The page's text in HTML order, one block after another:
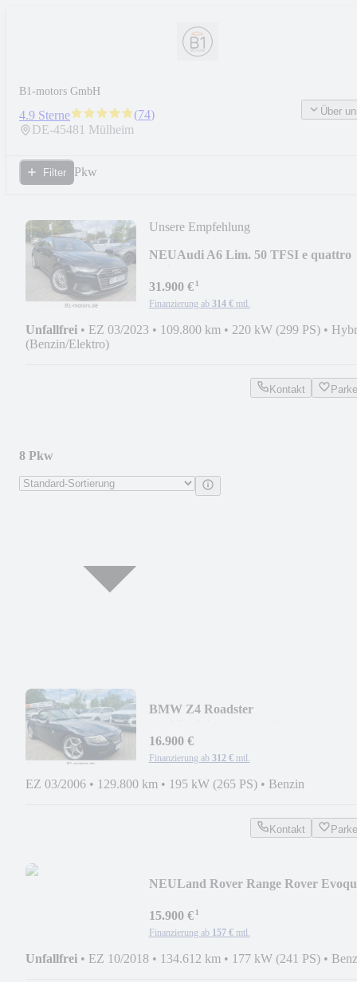
B1-motors GmbH
4.9 Sterne (74)
DE-45481 Mülheim
Über
Filter Pkw
Unsere Empfehlung
NEUAudi A6 Lim. 50 TFSI e quattro
31.900 €¹
Finanzierung ab 314 € mtl.
Unfallfrei • EZ 03/2023 • 109.800 km • 220 kW (299 PS) •
(Benzin/Elektro)
Kontakt
8 Pkw
BMW Z4 Roadster
16.900 €
Finanzierung ab 312 € mtl.
EZ 03/2006 • 129.800 km • 195 kW (265 PS) • Benzin
Kontakt
NEULand Rover Range Rover
15.900 €¹
Finanzierung ab 157 € mtl.
Unfallfrei • EZ 10/2018 • 134.612 km • 177 kW (241 PS) •